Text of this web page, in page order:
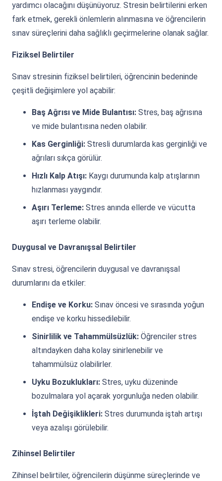
yardımcı olacağını düşünüyoruz. Stresin belirtilerini erken
fark etmek, gerekli önlemlerin alınmasına ve öğrencilerin
sınav süreçlerini daha sağlıklı geçirmelerine olanak sağlar.
Fiziksel Belirtiler
Sınav stresinin fiziksel belirtileri, öğrencinin bedeninde
çeşitli değişimlere yol açabilir:
Baş Ağrısı ve Mide Bulantısı: Stres, baş ağrısına
ve mide bulantısına neden olabilir.
Kas Gerginliği: Stresli durumlarda kas gerginliği ve
ağrıları sıkça görülür.
Hızlı Kalp Atışı: Kaygı durumunda kalp atışlarının
hızlanması yaygındır.
Aşırı Terleme: Stres anında ellerde ve vücutta
aşırı terleme olabilir.
Duygusal ve Davranışsal Belirtiler
Sınav stresi, öğrencilerin duygusal ve davranışsal
durumlarını da etkiler:
Endişe ve Korku: Sınav öncesi ve sırasında yoğun
endişe ve korku hissedilebilir.
Sinirlilik ve Tahammülsüzlük: Öğrenciler stres
altındayken daha kolay sinirlenebilir ve
tahammülsüz olabilirler.
Uyku Bozuklukları: Stres, uyku düzeninde
bozulmalara yol açarak yorgunluğa neden olabilir.
İştah Değişiklikleri: Stres durumunda iştah artışı
veya azalışı görülebilir.
Zihinsel Belirtiler
Zihinsel belirtiler, öğrencilerin düşünme süreçlerinde ve